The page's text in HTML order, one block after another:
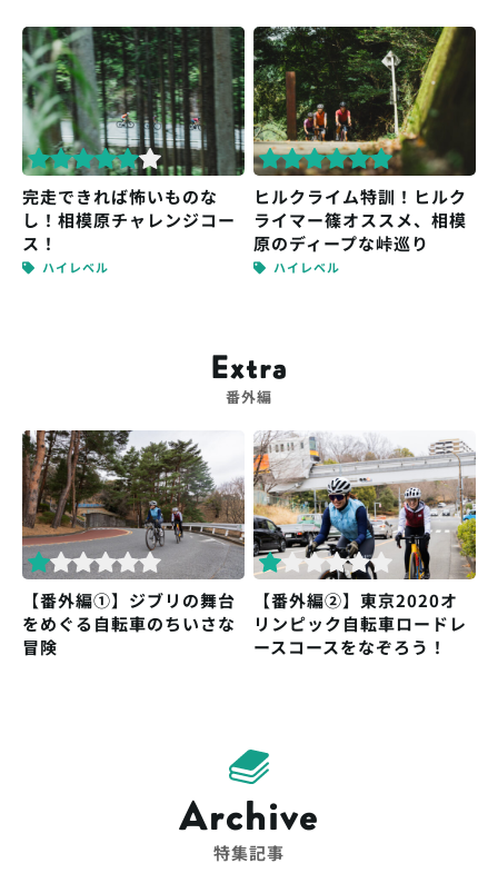
完走できれば怖いものな
し！相模原チャレンジコー
ス！
ハイレベル
ヒルクライム特訓！ヒルク
ライマー篠オススメ、相模
原のディープな峠巡り
ハイレベル
Extra
番外編
【番外編①】ジブリの舞台
をめぐる自転車のちいさな
冒険
【番外編②】東京2020オ
リンピック自転車ロードレ
ースコースをなぞろう！
Archive
特集記事